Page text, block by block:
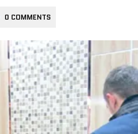
0 COMMENTS